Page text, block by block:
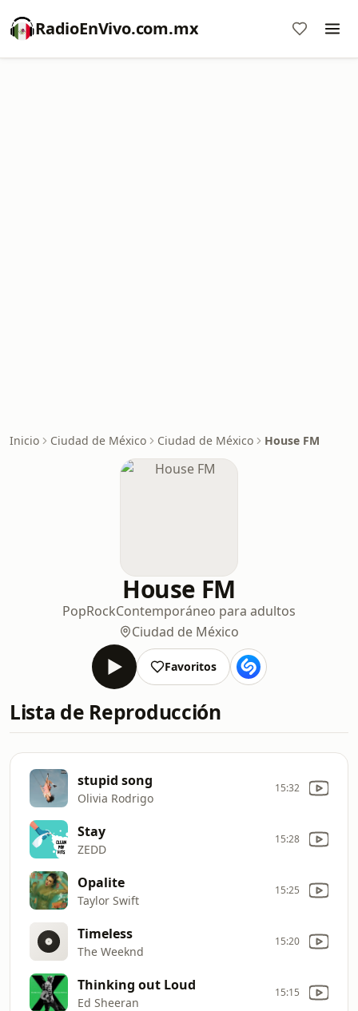
RadioEnVivo.com.mx
Inicio Ciudad de México Ciudad de México House FM
House FM
PopRockContemporáneo para adultos
Ciudad de México
Favoritos
Lista de Reproducción
stupid song
Olivia Rodrigo
15:32
Stay
ZEDD
15:28
Opalite
Taylor Swift
15:25
Timeless
The Weeknd
15:20
Thinking out Loud
Ed Sheeran
15:15